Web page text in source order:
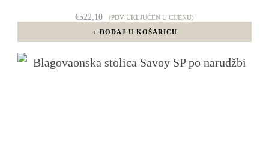
€522,10
(PDV UKLJUČEN U CIJENU)
DODAJ U KOŠARICU